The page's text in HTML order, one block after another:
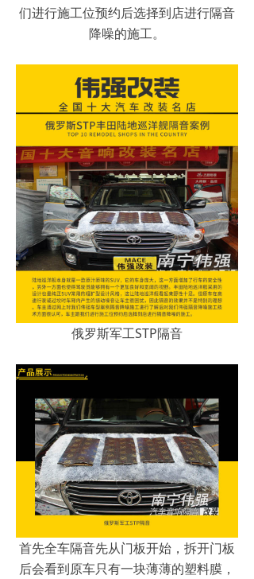
们进行施工位预约后选择到店进行隔音
降噪的施工。
俄罗斯军工STP隔音
首先全车隔音先从门板开始，拆开门板
后会看到原车只有一块薄薄的塑料膜，